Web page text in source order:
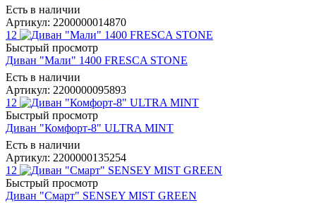
Есть в наличии
Артикул: 2200000014870
12
Быстрый просмотр
Диван "Мали" 1400 FRESCA STONE
Есть в наличии
Артикул: 2200000095893
12
Быстрый просмотр
Диван "Комфорт-8" ULTRA MINT
Есть в наличии
Артикул: 2200000135254
12
Быстрый просмотр
Диван "Смарт" SENSEY MIST GREEN